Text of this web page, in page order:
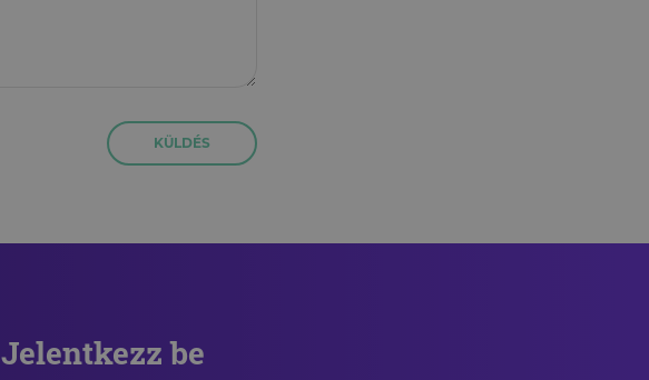
KÜLDÉS
Jelentkezz be